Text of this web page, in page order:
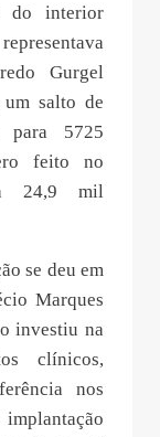
do interior
Gurgel
um salto de
para 5725
feito no
24,9 mil
se deu em
Marques
investiu na
clínicos,
nos